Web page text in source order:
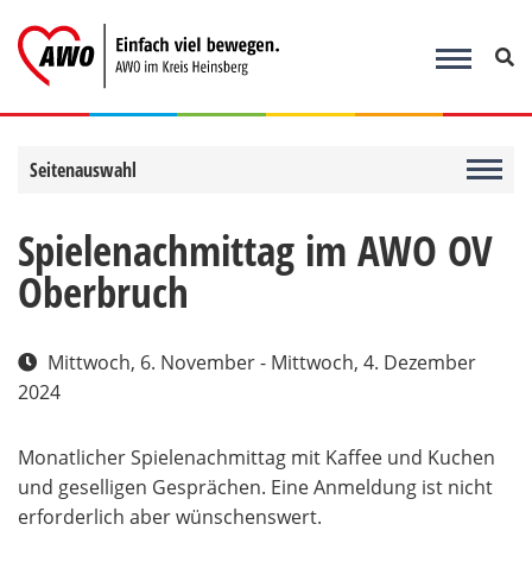
Inhalt
springen
Seitenauswahl
Spielenachmittag im AWO OV
Oberbruch
Mittwoch, 6. November - Mittwoch, 4. Dezember
2024
Monatlicher Spielenachmittag mit Kaffee und Kuchen
und geselligen Gesprächen. Eine Anmeldung ist nicht
erforderlich aber wünschenswert.